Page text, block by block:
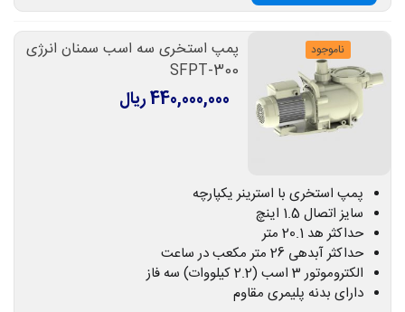
ناموجود
پمپ استخری سه اسب سمنان انرژی
SFPT-300
440,000,000 ریال
پمپ استخری با استرینر یکپارچه
سایز اتصال 1.5 اینچ
حداکثر هد 20.1 متر
حداکثر آبدهی 26 متر مکعب در ساعت
الکتروموتور 3 اسب (2.2 کیلووات) سه فاز
دارای بدنه پلیمری مقاوم